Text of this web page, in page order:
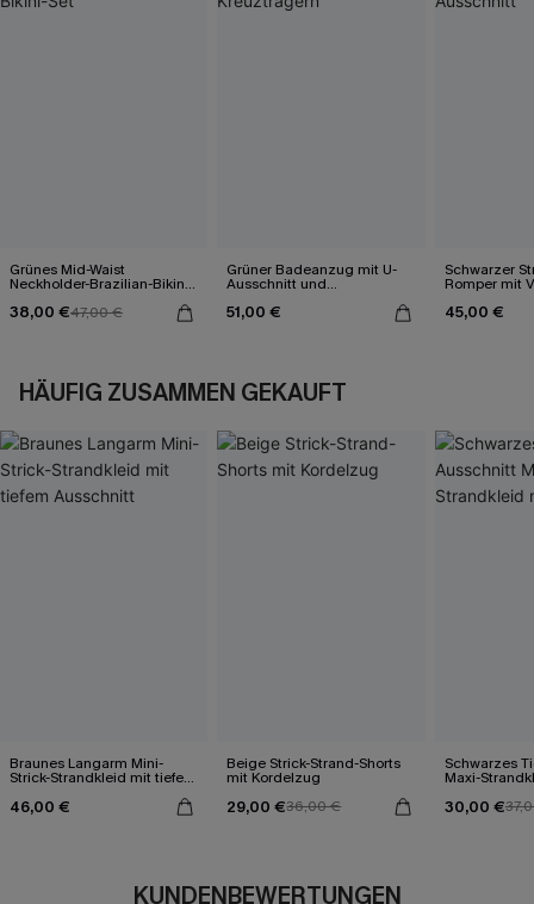
Grünes Mid-Waist
Neckholder-Brazilian-Bikini-
38,00 €47,00 €
Grüner Badeanzug mit U-
Ausschnitt und
51,00 €
Schwarzer
Romper mit
45,00 €
HÄUFIG ZUSAMMEN GEKAUFT
Braunes Langarm Mini-
Strick-Strandkleid mit tiefem
46,00 €
Beige Strick-Strand-Shorts
mit Kordelzug
29,00 €36,00 €
Schwarzes
Maxi-
30,00 €
KUNDENBEWERTUNGEN